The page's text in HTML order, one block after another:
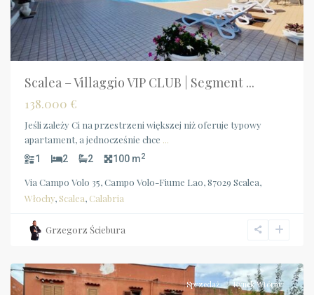
Scalea – Villaggio VIP CLUB | Segment ...
138.000 €
Jeśli zależy Ci na przestrzeni większej niż oferuje typowy
apartament, a jednocześnie chce ...
1 2 2 100 m2
Via Campo Volo 35, Campo Volo-Fiume Lao, 87029 Scalea,
Włochy, Scalea, Calabria
Grzegorz Ściebura
Calabria ,
San
Nicola
Sprzedaż Rynek Wtórny